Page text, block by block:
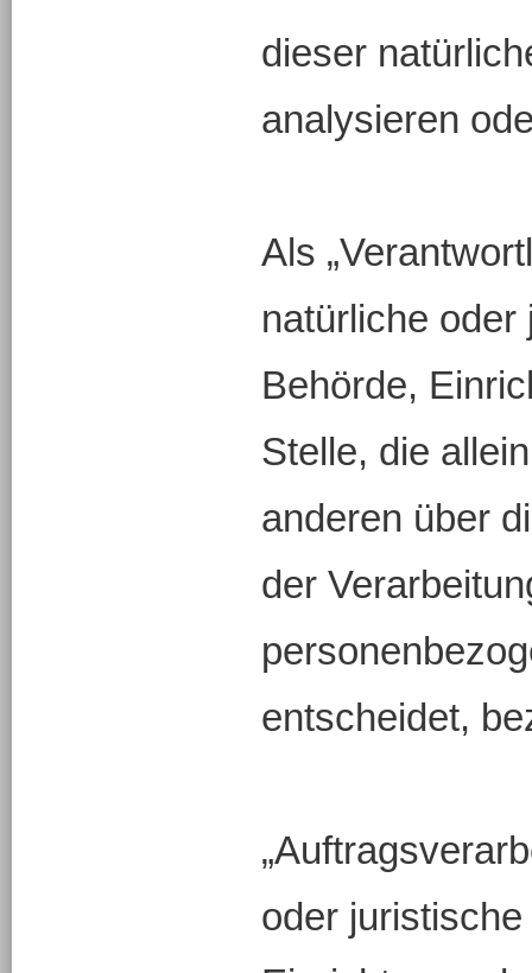
dieser
analysieren
Als
natürliche
Behörde,
Stelle, die
anderen über
der
entscheidet,
oder